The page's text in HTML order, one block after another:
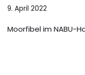
9. April 2022
Moorfibel im NABU-